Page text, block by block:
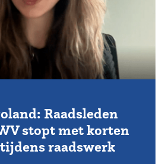
Raadsleden
stopt met korten
raadswerk